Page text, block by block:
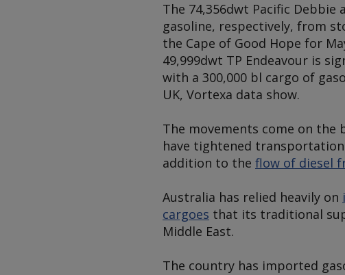
The 74,356dwt Pacific Debbie
gasoline, respectively, from
the Cape of Good Hope for
49,999dwt TP Endeavour is
with a 300,000 bl cargo of
UK, Vortexa data show.
The movements come on
have tightened transportation
addition to the flow of diesel
Australia has relied heavily on
cargoes that its traditional
Middle East.
The country has imported